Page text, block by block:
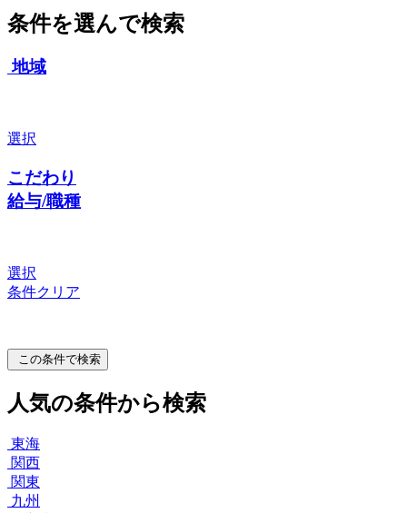
条件を選んで検索
地域
選択
こだわり
給与/職種
選択
条件クリア
この条件で検索
人気の条件から検索
東海
関西
関東
九州